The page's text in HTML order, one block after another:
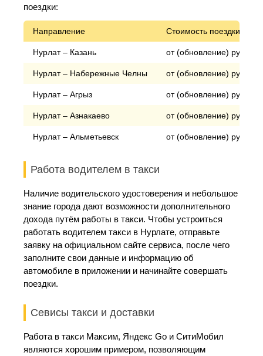
поездки:
Направление Стоимость поездки*
Нурлат – Казань от (обновление) рублей
Нурлат – Набережные Челны от (обновление) рублей
Нурлат – Агрыз от (обновление) рублей
Нурлат – Азнакаево от (обновление) рублей
Нурлат – Альметьевск от (обновление) рублей
Работа водителем в такси
Наличие водительского удостоверения и небольшое
знание города дают возможности дополнительного
дохода путём работы в такси. Чтобы устроиться
работать водителем такси в Нурлате, отправьте
заявку на официальном сайте сервиса, после чего
заполните свои данные и информацию об
автомобиле в приложении и начинайте совершать
поездки.
Севисы такси и доставки
Работа в такси Максим, Яндекс Go и СитиМобил
являются хорошим примером, позволяющим